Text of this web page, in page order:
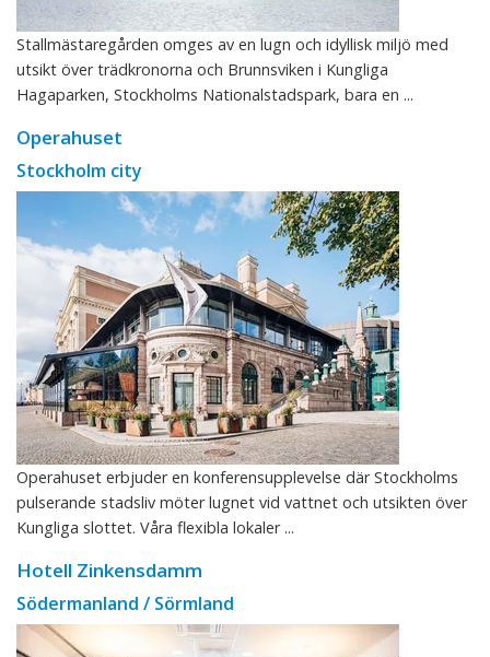
Stallmästaregården omges av en lugn och idyllisk miljö med
utsikt över trädkronorna och Brunnsviken i Kungliga
Hagaparken, Stockholms Nationalstadspark, bara en ...
Operahuset
Stockholm city
Operahuset erbjuder en konferensupplevelse där Stockholms
pulserande stadsliv möter lugnet vid vattnet och utsikten över
Kungliga slottet. Våra flexibla lokaler ...
Hotell Zinkensdamm
Södermanland / Sörmland